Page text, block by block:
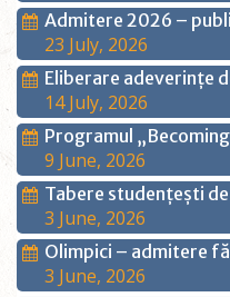
Admitere 2026 –
23 July, 2026
Eliberare adeverințe
14 July, 2026
Programul
9 June, 2026
Tabere studențești
3 June, 2026
Olimpici – admitere
3 June, 2026